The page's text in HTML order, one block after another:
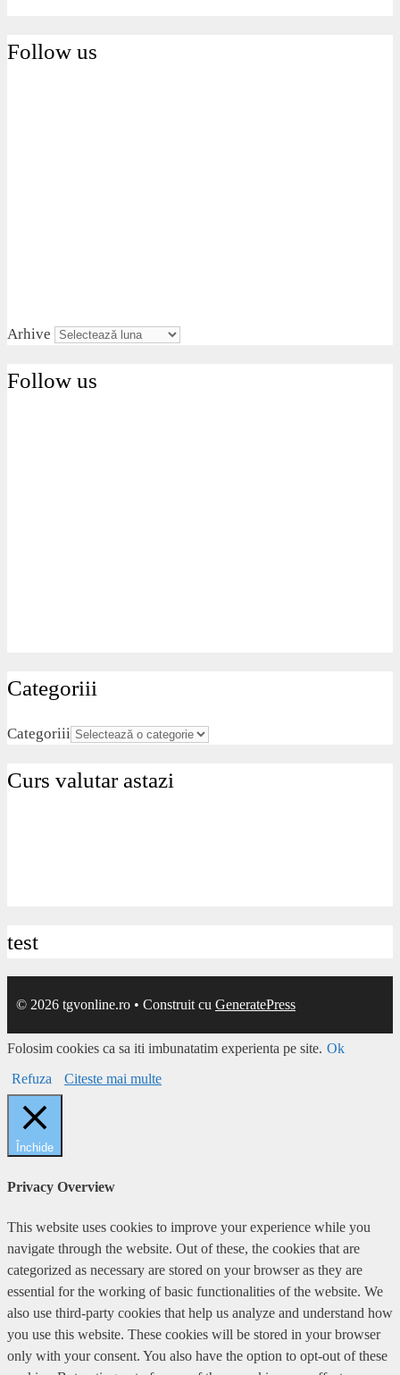
Follow us
Arhive
Follow us
Categoriii
Categoriii
Curs valutar astazi
test
© 2026 tgvonline.ro • Construit cu GeneratePress
Folosim cookies ca sa iti imbunatatim experienta pe site. Ok
Refuza
Citeste mai multe
Închide
Privacy Overview
This website uses cookies to improve your experience while you
navigate through the website. Out of these, the cookies that are
categorized as necessary are stored on your browser as they are
essential for the working of basic functionalities of the website. We
also use third-party cookies that help us analyze and understand how
you use this website. These cookies will be stored in your browser
only with your consent. You also have the option to opt-out of these